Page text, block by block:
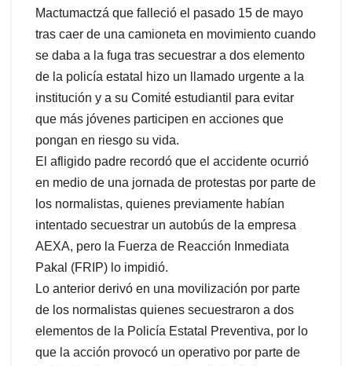
Mactumactzá que falleció el pasado 15 de mayo
tras caer de una camioneta en movimiento cuando
se daba a la fuga tras secuestrar a dos elemento
de la policía estatal hizo un llamado urgente a la
institución y a su Comité estudiantil para evitar
que más jóvenes participen en acciones que
pongan en riesgo su vida.
El afligido padre recordó que el accidente ocurrió
en medio de una jornada de protestas por parte de
los normalistas, quienes previamente habían
intentado secuestrar un autobús de la empresa
AEXA, pero la Fuerza de Reacción Inmediata
Pakal (FRIP) lo impidió.
Lo anterior derivó en una movilización por parte
de los normalistas quienes secuestraron a dos
elementos de la Policía Estatal Preventiva, por lo
que la acción provocó un operativo por parte de